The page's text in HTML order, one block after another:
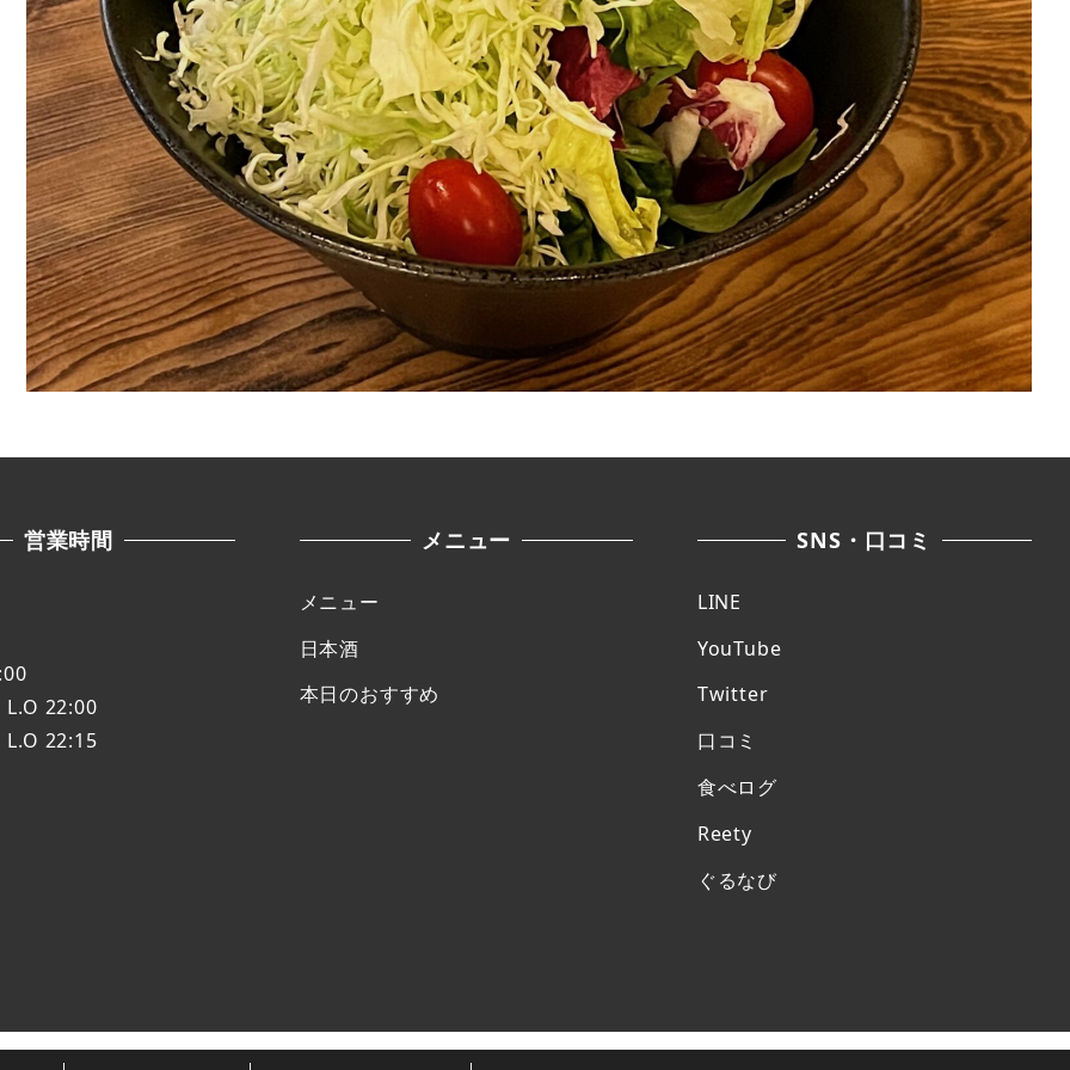
営業時間
22:00
22:15
メニュー
メニュー
日本酒
本日のおすすめ
SNS・口コミ
LINE
YouTube
Twitter
口コミ
食べログ
Reety
ぐるなび